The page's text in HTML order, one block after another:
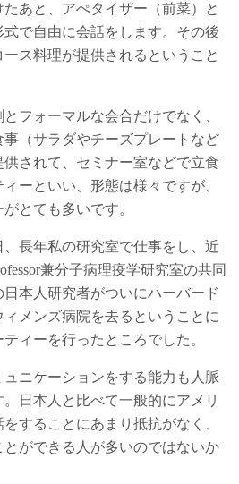
あと、アぺタイザー（前菜）と
式で自由に会話をします。その後
ス料理が提供されるということ
フォーマルな会合だけでなく、
（サラダやチーズプレートなど
されて、セミナー室などで立食
ーといい、形態は様々ですが、
とても多いです。
長年私の研究室で仕事をし、近
兼分子病理疫学研究室の共同
本人研究者がついにハーバード
メンズ病院を去るということに
ィーを行ったところでした。
ニケーションをする能力も人脈
日本人と比べて一般的にアメリ
することにあまり抵抗がなく、
ができる人が多いのではないか